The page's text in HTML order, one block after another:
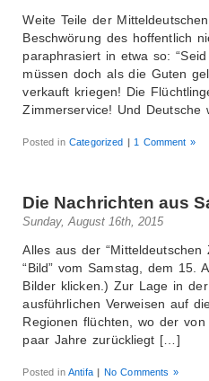
Weite Teile der
Beschwörung des hoffentlich
paraphrasiert in etwa so:
müssen doch als die Guten
verkauft kriegen! Die
Zimmerservice! Und
Posted inCategorized | 1 Comment »
Die Nachrichten aus
Sunday, August 16th, 2015
Alles aus der
“Bild” vom Samstag, dem 15.
Bilder klicken.) Zur Lage in
ausführlichen Verweisen auf
Regionen flüchten, wo der
paar Jahre zurückliegt […]
Posted inAntifa | No Comments »